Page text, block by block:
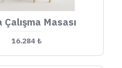
Çalışma Masası
16.284 ₺